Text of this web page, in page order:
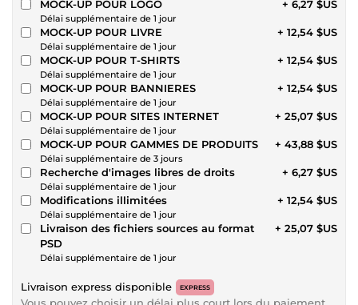
MOCK-UP POUR LOGO
Délai supplémentaire de 1 jour
+ 6,27 $US
MOCK-UP POUR LIVRE
Délai supplémentaire de 1 jour
+ 12,54 $US
MOCK-UP POUR T-SHIRTS
Délai supplémentaire de 1 jour
+ 12,54 $US
MOCK-UP POUR BANNIERES
Délai supplémentaire de 1 jour
+ 12,54 $US
MOCK-UP POUR SITES INTERNET
Délai supplémentaire de 1 jour
+ 25,07 $US
MOCK-UP POUR GAMMES DE PRODUITS
Délai supplémentaire de 3 jours
+ 43,88 $US
Recherche d'images libres de droits
Délai supplémentaire de 1 jour
+ 6,27 $US
Modifications illimitées
Délai supplémentaire de 1 jour
+ 12,54 $US
Livraison des fichiers sources au format
PSD
Délai supplémentaire de 1 jour
+ 25,07 $US
Livraison express disponible EXPRESS